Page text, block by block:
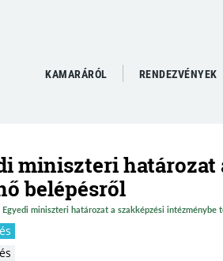
KAMARÁRÓL RENDEZVÉNYEK
miniszteri
belépésről
Egyedi miniszteri határozat a szakképzési intézménybe